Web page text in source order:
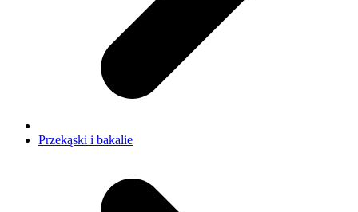
Przekąski i bakalie